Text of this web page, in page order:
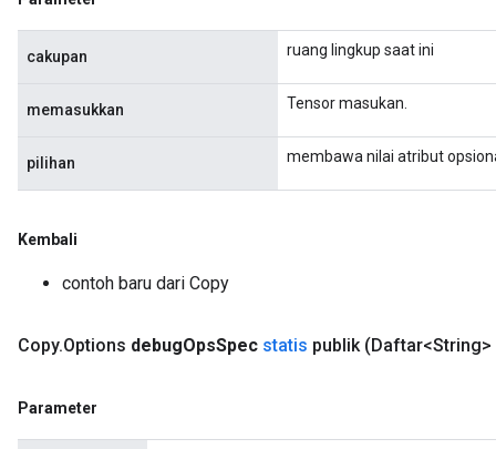
cakupan ruang lingkup saat ini
memasukkan Tensor masukan.
pilihan membawa nilai atribut
Kembali
contoh baru dari Copy
Copy.Options debugOpsSpec statis publik (Daftar<String>
Parameter